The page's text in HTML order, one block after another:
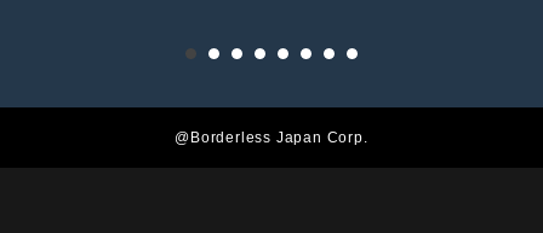
@Borderless Japan Corp.